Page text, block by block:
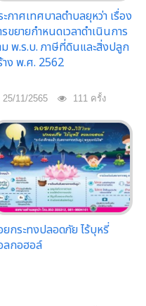
ะกาศเทศบาลตำบลยุหว่า เรื่อง
ขยายกำหนดเวลาดำเนินการ
ม พ.ร.บ. ภาษีที่ดินและสิ่งปลูก
าง พ.ศ. 2562
25/11/2565 111 ครั้ง
กระทงปลอดภัย ไร้บุหรี่
ลกอฮอล์